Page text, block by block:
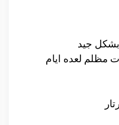
جيد
مظلم لعده ايام